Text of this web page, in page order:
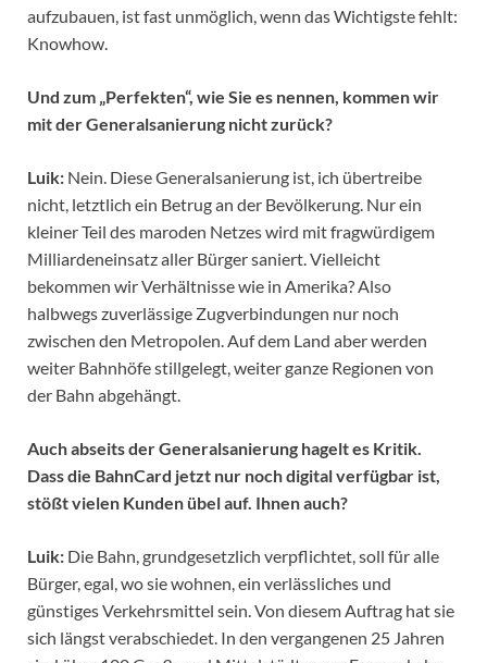
aufzubauen, ist fast unmöglich, wenn das Wichtigste fehlt:
Knowhow.
Und zum „Perfekten“, wie Sie es nennen, kommen wir
mit der Generalsanierung nicht zurück?
Luik: Nein. Diese Generalsanierung ist, ich übertreibe
nicht, letztlich ein Betrug an der Bevölkerung. Nur ein
kleiner Teil des maroden Netzes wird mit fragwürdigem
Milliardeneinsatz aller Bürger saniert. Vielleicht
bekommen wir Verhältnisse wie in Amerika? Also
halbwegs zuverlässige Zugverbindungen nur noch
zwischen den Metropolen. Auf dem Land aber werden
weiter Bahnhöfe stillgelegt, weiter ganze Regionen von
der Bahn abgehängt.
Auch abseits der Generalsanierung hagelt es Kritik.
Dass die BahnCard jetzt nur noch digital verfügbar ist,
stößt vielen Kunden übel auf. Ihnen auch?
Luik: Die Bahn, grundgesetzlich verpflichtet, soll für alle
Bürger, egal, wo sie wohnen, ein verlässliches und
günstiges Verkehrsmittel sein. Von diesem Auftrag hat sie
sich längst verabschiedet. In den vergangenen 25 Jahren